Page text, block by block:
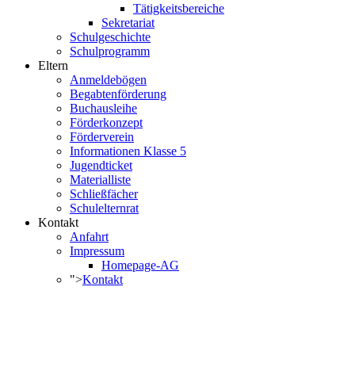
Tätigkeitsbereiche
Sekretariat
Schulgeschichte
Schulprogramm
Eltern
Anmeldebögen
Begabtenförderung
Buchausleihe
Förderkonzept
Förderverein
Informationen Klasse 5
Jugendticket
Materialliste
Schließfächer
Schulelternrat
Kontakt
Anfahrt
Impressum
Homepage-AG
">Kontakt